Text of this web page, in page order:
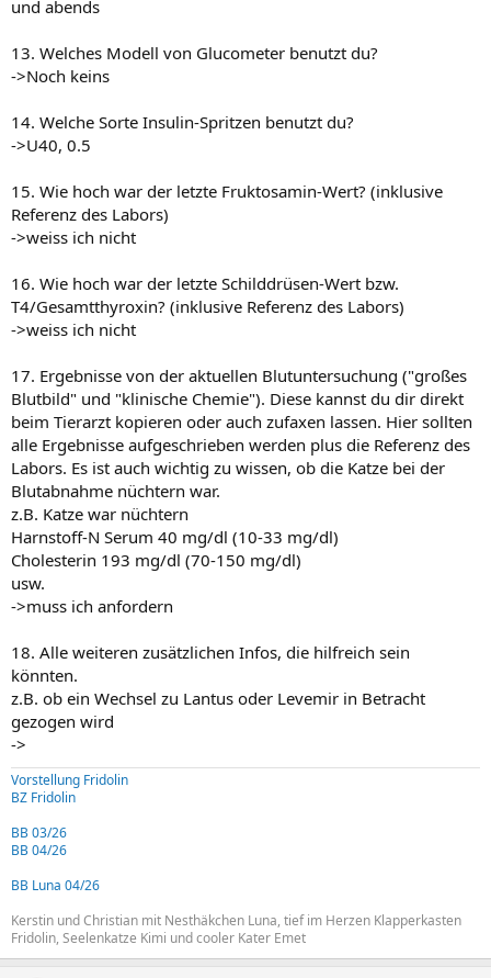
und abends
13. Welches Modell von Glucometer benutzt du?
->Noch keins
14. Welche Sorte Insulin-Spritzen benutzt du?
->U40, 0.5
15. Wie hoch war der letzte Fruktosamin-Wert? (inklusive
Referenz des Labors)
->weiss ich nicht
16. Wie hoch war der letzte Schilddrüsen-Wert bzw.
T4/Gesamtthyroxin? (inklusive Referenz des Labors)
->weiss ich nicht
17. Ergebnisse von der aktuellen Blutuntersuchung ("großes
Blutbild" und "klinische Chemie"). Diese kannst du dir direkt
beim Tierarzt kopieren oder auch zufaxen lassen. Hier sollten
alle Ergebnisse aufgeschrieben werden plus die Referenz des
Labors. Es ist auch wichtig zu wissen, ob die Katze bei der
Blutabnahme nüchtern war.
z.B. Katze war nüchtern
Harnstoff-N Serum 40 mg/dl (10-33 mg/dl)
Cholesterin 193 mg/dl (70-150 mg/dl)
usw.
->muss ich anfordern
18. Alle weiteren zusätzlichen Infos, die hilfreich sein
könnten.
z.B. ob ein Wechsel zu Lantus oder Levemir in Betracht
gezogen wird
->
Vorstellung Fridolin
BZ Fridolin
BB 03/26
BB 04/26
BB Luna 04/26
Kerstin und Christian mit Nesthäkchen Luna, tief im Herzen Klapperkasten
Fridolin, Seelenkatze Kimi und cooler Kater Emet